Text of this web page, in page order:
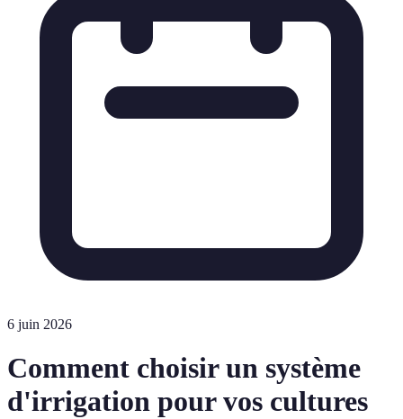
6 juin 2026
Comment choisir un système
d'irrigation pour vos cultures